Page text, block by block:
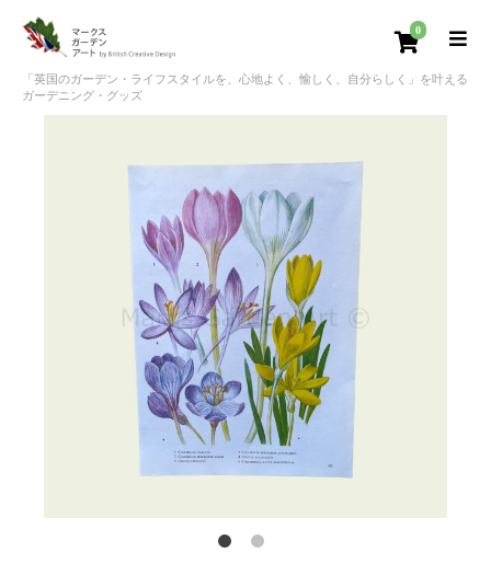
0
「英国のガーデン・ライフスタイルを、心地よく、愉しく、自分らしく」を叶える
ガーデニング・グッズ